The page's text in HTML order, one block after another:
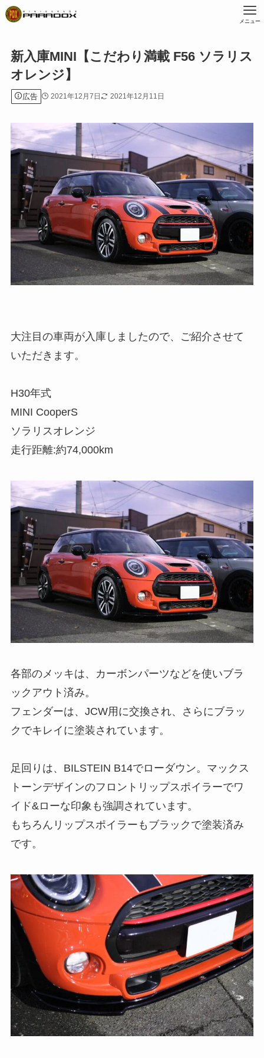
メニュー
新入庫MINI【こだわり満載 F56 ソラリス
オレンジ】
広告 2021年12月7日 2021年12月11日
大注目の車両が入庫しましたので、ご紹介させて
いただきます。
H30年式
MINI CooperS
ソラリスオレンジ
走行距離:約74,000km
各部のメッキは、カーボンパーツなどを使いブラ
ックアウト済み。
フェンダーは、JCW用に交換され、さらにブラッ
クでキレイに塗装されています。
足回りは、BILSTEIN B14でローダウン。マックス
トーンデザインのフロントリップスポイラーでワ
イド&ローな印象も強調されています。
もちろんリップスポイラーもブラックで塗装済み
です。